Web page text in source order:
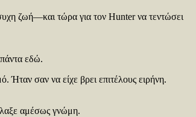
ζωή—και τώρα για τον Hunter να τεντώσει
εδώ.
σαν να είχε βρει επιτέλους ειρήνη.
αμέσως γνώμη.